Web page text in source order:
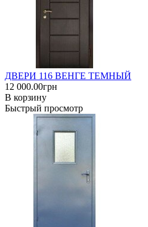
ДВЕРИ 116 ВЕНГЕ ТЕМНЫЙ
12 000.00грн
В корзину
Быстрый просмотр